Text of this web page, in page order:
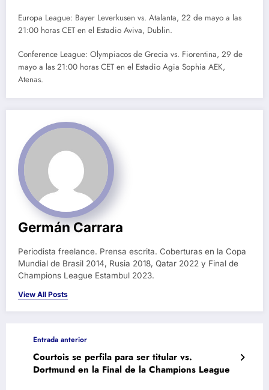
Europa League: Bayer Leverkusen vs. Atalanta, 22 de mayo a las
21:00 horas CET en el Estadio Aviva, Dublin.
Conference League: Olympiacos de Grecia vs. Fiorentina, 29 de
mayo a las 21:00 horas CET en el Estadio Agia Sophia AEK,
Atenas.
Germán Carrara
Periodista freelance. Prensa escrita. Coberturas en la Copa
Mundial de Brasil 2014, Rusia 2018, Qatar 2022 y Final de
Champions League Estambul 2023.
View All Posts
Entrada anterior
Courtois se perfila para ser titular vs.
Dortmund en la Final de la Champions League